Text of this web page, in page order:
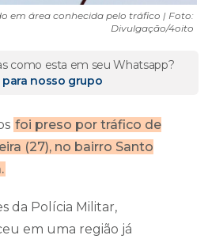
em área conhecida pelo tráfico | Foto:
Divulgação/4oito
como esta em seu Whatsapp?
nosso grupo
foi preso por tráfico de
(27), no bairro Santo
da Polícia Militar,
em uma região já